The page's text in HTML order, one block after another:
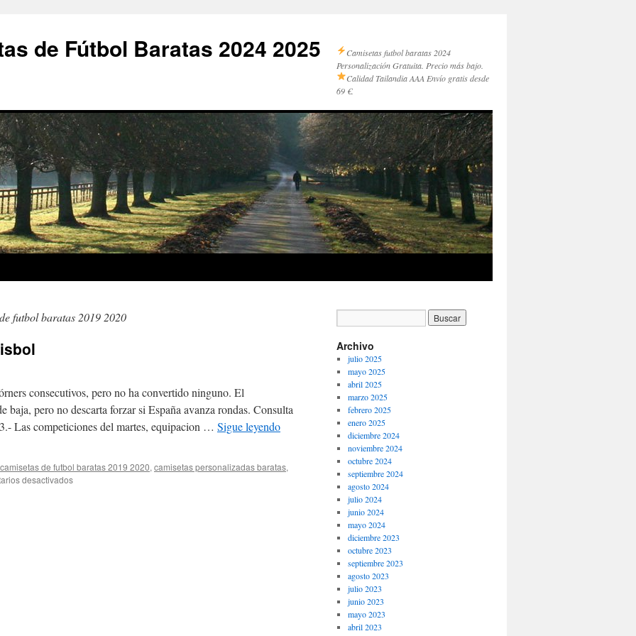
de Fútbol Baratas 2024 2025
Camisetas futbol baratas 2024
Personalización Gratuita. Precio más bajo.
Calidad Tailandia AAA Envío gratis desde
69 €.
futbol baratas 2019 2020
consecutivos, pero no ha convertido ninguno. El
baja, pero no descarta forzar si España avanza rondas. Consulta
Las competiciones del martes, equipacion … Sigue leyendo
camisetas de futbol baratas 2019 2020, camisetas personalizadas baratas,
desactivadosen
Archivo
julio 2025
mayo 2025
abril 2025
marzo 2025
febrero 2025
enero 2025
diciembre 2024
noviembre 2024
octubre 2024
septiembre 2024
agosto 2024
julio 2024
junio 2024
mayo 2024
diciembre 2023
octubre 2023
septiembre 2023
agosto 2023
julio 2023
junio 2023
mayo 2023
abril 2023